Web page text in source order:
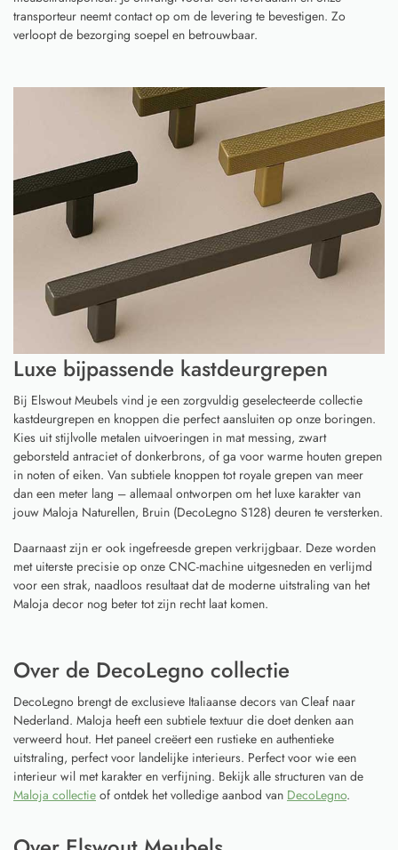
transporteur neemt contact op om de levering te bevestigen. Zo
verloopt de bezorging soepel en betrouwbaar.
Luxe bijpassende kastdeurgrepen
Bij Elswout Meubels vind je een zorgvuldig geselecteerde collectie
kastdeurgrepen en knoppen die perfect aansluiten op onze boringen.
Kies uit stijlvolle metalen uitvoeringen in mat messing, zwart
geborsteld antraciet of donkerbrons, of ga voor warme houten grepen
in noten of eiken. Van subtiele knoppen tot royale grepen van meer
dan een meter lang – allemaal ontworpen om het luxe karakter van
jouw Maloja Naturellen, Bruin (DecoLegno S128) deuren te versterken.
Daarnaast zijn er ook ingefreesde grepen verkrijgbaar. Deze worden
met uiterste precisie op onze CNC-machine uitgesneden en verlijmd
voor een strak, naadloos resultaat dat de moderne uitstraling van het
Maloja decor nog beter tot zijn recht laat komen.
Over de DecoLegno collectie
DecoLegno brengt de exclusieve Italiaanse decors van Cleaf naar
Nederland. Maloja heeft een subtiele textuur die doet denken aan
verweerd hout. Het paneel creëert een rustieke en authentieke
uitstraling, perfect voor landelijke interieurs. Perfect voor wie een
interieur wil met karakter en verfijning. Bekijk alle structuren van de
Maloja collectie of ontdek het volledige aanbod van DecoLegno.